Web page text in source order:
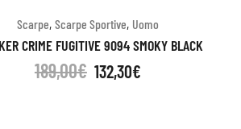
Scarpe, Scarpe Sportive, Uomo
CRIME FUGITIVE 9094 SMOKY BLACK
189,00€ 132,30€